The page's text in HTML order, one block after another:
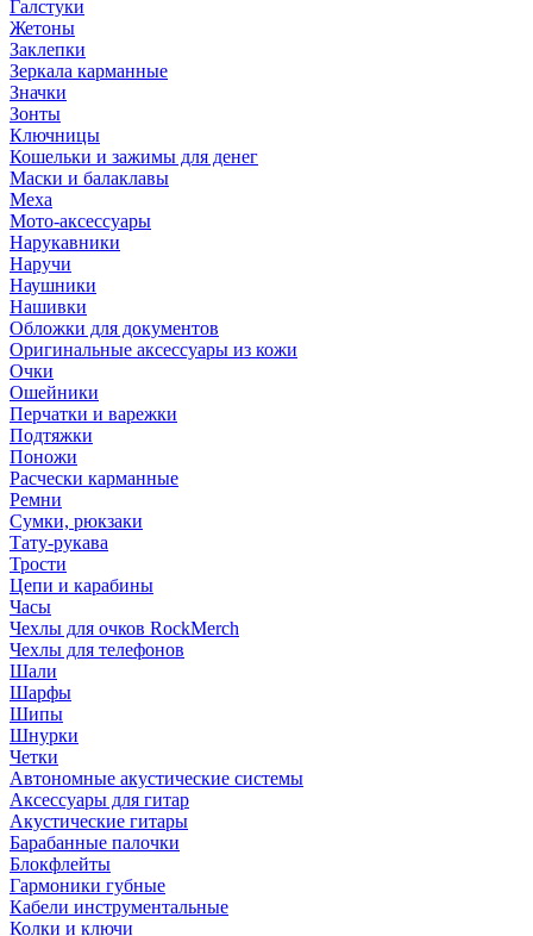
Галстуки
Жетоны
Заклепки
Зеркала карманные
Значки
Зонты
Ключницы
Кошельки и зажимы для денег
Маски и балаклавы
Меха
Мото-аксессуары
Нарукавники
Наручи
Наушники
Нашивки
Обложки для документов
Оригинальные аксессуары из кожи
Очки
Ошейники
Перчатки и варежки
Подтяжки
Поножи
Расчески карманные
Ремни
Сумки, рюкзаки
Тату-рукава
Трости
Цепи и карабины
Часы
Чехлы для очков RockMerch
Чехлы для телефонов
Шали
Шарфы
Шипы
Шнурки
Четки
Автономные акустические системы
Аксессуары для гитар
Акустические гитары
Барабанные палочки
Блокфлейты
Гармоники губные
Кабели инструментальные
Колки и ключи